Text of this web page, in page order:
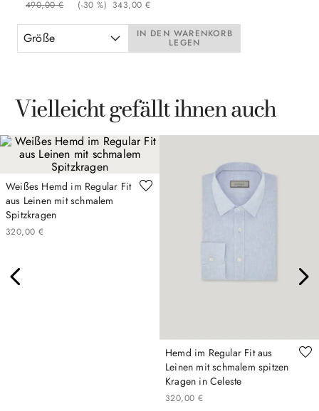
490,00 € (-30 %) 343,00 €
Größe IN DEN WARENKORB
LEGEN
Vielleicht gefällt ihnen auch
Weißes Hemd im Regular Fit
aus Leinen mit schmalem
Spitzkragen
320,00 €
Hemd im Regular Fit aus
Leinen mit schmalem spitzen
Kragen in Celeste
320,00 €